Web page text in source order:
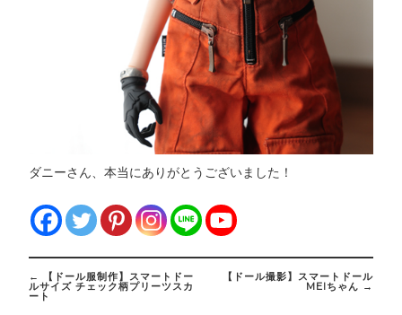
ダニーさん、本当にありがとうございました！
navigation
← 【ドール服制作】スマートドー
ルサイズ チェック柄プリーツスカ
ート
【ドール撮影】スマートドール
MEIちゃん →